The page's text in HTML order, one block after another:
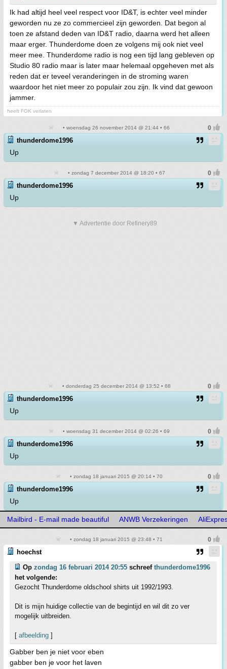
Ik had altijd heel veel respect voor ID&T, is echter veel minder
geworden nu ze zo commercieel zijn geworden. Dat begon al
toen ze afstand deden van ID&T radio, daarna werd het alleen
maar erger. Thunderdome doen ze volgens mij ook niet veel
meer mee. Thunderdome radio is nog een tijd lang gebleven op
Studio 80 radio maar is later maar helemaal opgeheven met als
reden dat er teveel veranderingen in de stroming waren
waardoor het niet meer zo populair zou zijn. Ik vind dat gewoon
jammer.
heeft FOK verlaten
• woensdag 26 november 2014 @ 21:44 • 66
thunderdome1996
Up
• zondag 7 december 2014 @ 18:20 • 67
thunderdome1996
Up
▼ Advertentie door Refinery89
• donderdag 25 december 2014 @ 13:52 • 68
thunderdome1996
Up
• woensdag 31 december 2014 @ 02:26 • 69
thunderdome1996
Up
• zondag 18 januari 2015 @ 20:14 • 70
thunderdome1996
Up
Mailbird - E-mail made beautiful ANWB Verzekeringen
• zondag 18 januari 2015 @ 23:48 • 71
hoechst
Op zondag 16 februari 2014 20:55 schreef thunderdome1996
het volgende:
Gezocht Thunderdome oldschool shirts uit 1992/1993.
Dit is mijn huidige collectie van de begintijd en wil dit zo ver
mogelijk uitbreiden.
[ afbeelding ]
Gabber ben je niet voor eben
gabber ben je voor het laven